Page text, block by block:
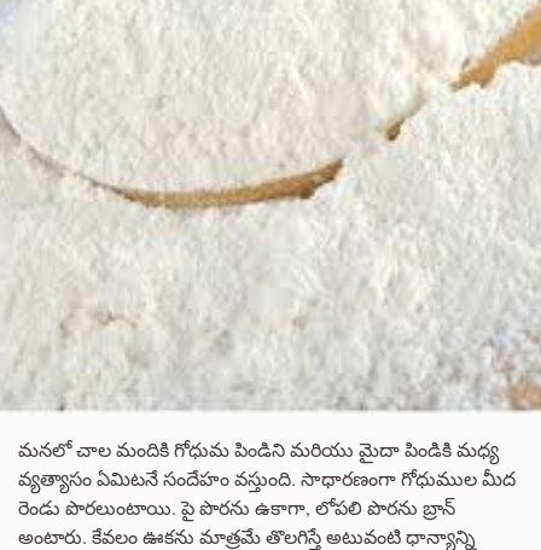
మనలో చాల మందికి గోధుమ పిండిని మరియు మైదా పిండికి మధ్య
వ్యత్యాసం ఏమిటనే సందేహం వస్తుంది. సాధారణంగా గోధుముల మీద
రెండు పొరలుంటాయి. పై పొరను ఉకాగా, లోపలి పొరను బ్రాన్
అంటారు. కేవలం ఊకను మాత్రమే తొలగిస్తే అటువంటి ధాన్యాన్ని